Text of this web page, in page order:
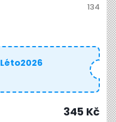
134
345 Kč
Léto2026